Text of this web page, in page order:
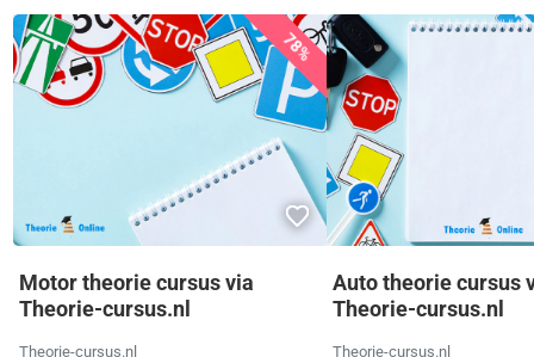
78%
Motor theorie cursus via
Theorie-cursus.nl
Theorie-cursus.nl
Auto theorie cursus
Theorie-cursus.nl
Theorie-cursus.nl